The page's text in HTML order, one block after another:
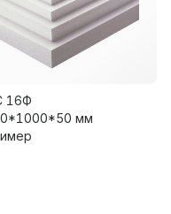
16Ф
мм